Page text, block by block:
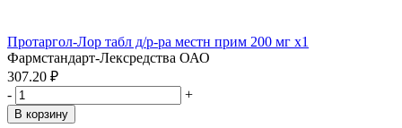
Протаргол-Лор табл д/р-ра местн прим 200 мг x1
Фармстандарт-Лексредства ОАО
307.20 ₽
-
+
В корзину